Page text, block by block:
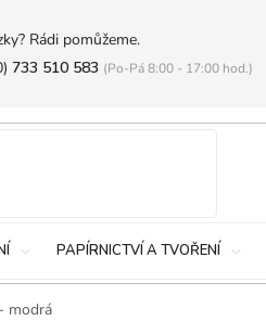
Rádi pomůžeme.
733 510 583 (Po-Pá 8:00 - 17:00 hod.)
PAPÍRNICTVÍ A TVOŘENÍ
modrá